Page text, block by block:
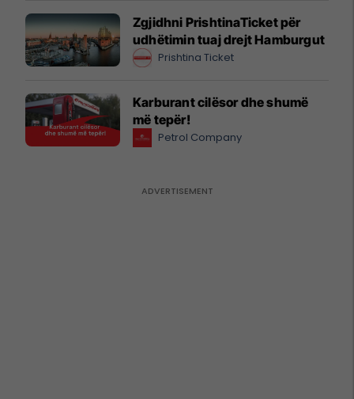
Zgjidhni PrishtinaTicket për
udhëtimin tuaj drejt Hamburgut
Prishtina Ticket
Karburant cilësor dhe shumë
më tepër!
Petrol Company